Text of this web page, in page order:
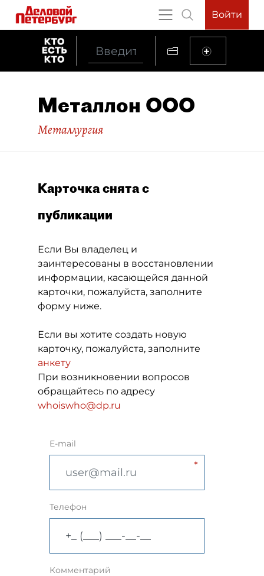
Войти
Металлон ООО
Металлургия
Карточка снята с
публикации
Если Вы владелец и
заинтересованы в восстановлении
информации, касающейся данной
карточки, пожалуйста, заполните
форму ниже.
Если вы хотите создать новую
карточку, пожалуйста, заполните
анкету
При возникновении вопросов
обращайтесь по адресу
whoiswho@dp.ru
E-mail
Телефон
Комментарий